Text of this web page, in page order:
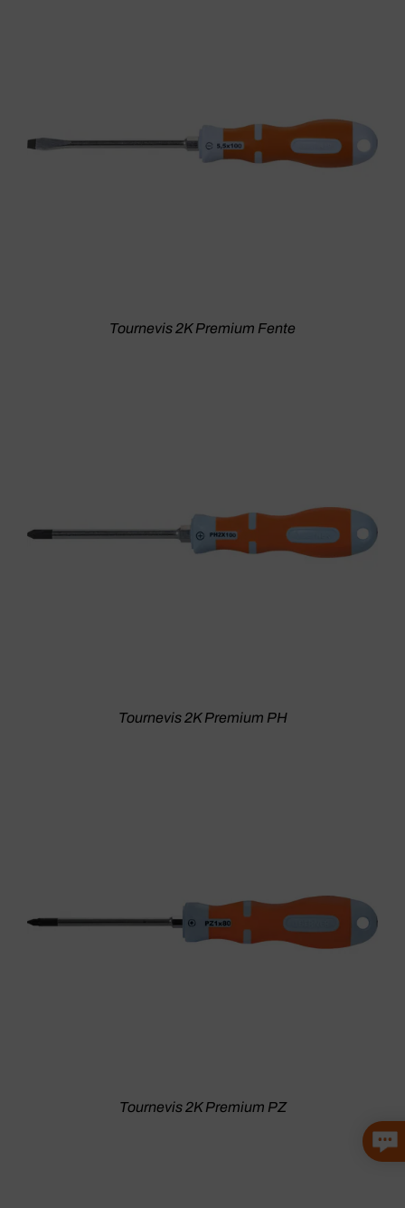
Tournevis 2K Premium Fente
Tournevis 2K Premium PH
Tournevis 2K Premium PZ